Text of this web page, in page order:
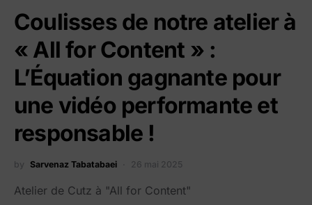
Coulisses de notre atelier à
« All for Content » :
L’Équation gagnante pour
une vidéo performante et
responsable !
by Sarvenaz Tabatabaei 26 mai 2025
Atelier de Cutz à "All for Content"